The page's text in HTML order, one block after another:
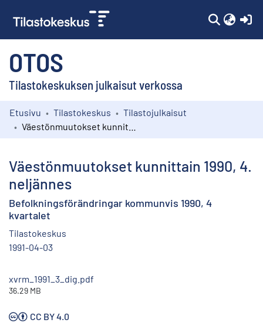
OTOS
Tilastokeskuksen julkaisut verkossa
Kokoelmat
Etusivu Tilastokeskus
Tilastojulkaisut
Väestönmuutokset kunnittain 1990, 4.
neljännes
Befolkningsförändringar kommunvis 1990, 4
kvartalet
Tilastokeskus
1991-04-03
xvrm_1991_3_dig.pdf
36.29 MB
CC BY 4.0